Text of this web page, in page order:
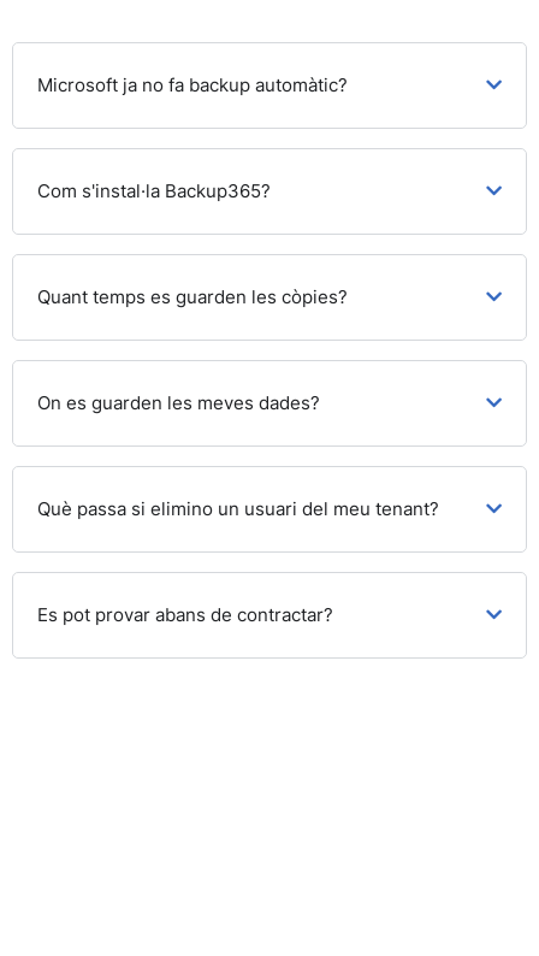
Microsoft ja no fa backup automàtic?
Com s'instal·la Backup365?
Quant temps es guarden les còpies?
On es guarden les meves dades?
Què passa si elimino un usuari del meu tenant?
Es pot provar abans de contractar?